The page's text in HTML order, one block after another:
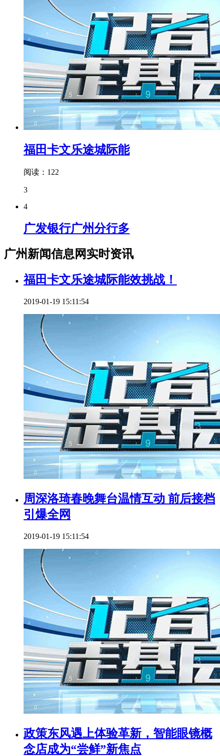
福田卡文乐途城际能
阅读：122
3
4
广发银行广州分行多
广州新闻信息网实时资讯
福田卡文乐途城际能效挑战！
2019-01-19 15:11:54
周深洛琦春晚舞台温情互动 前后接档
引爆全网
2019-01-19 15:11:54
政策东风遇上体验革新，智能眼镜概
念店成为“尝鲜”新焦点